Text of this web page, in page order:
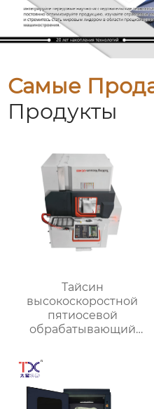
Самые
Продукты
Тайсин
высокоскоростной
пятиосевой
обрабатывающий